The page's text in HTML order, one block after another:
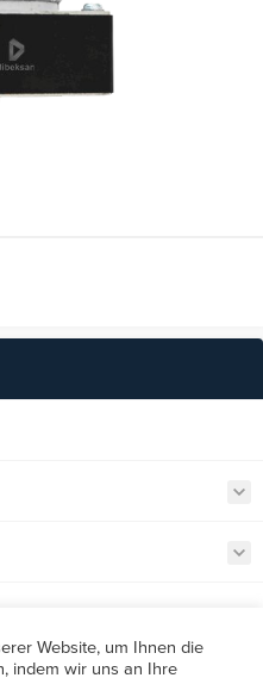
Website, um Ihnen die
indem wir uns an Ihre